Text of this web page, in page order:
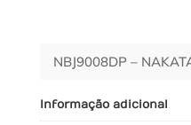
NBJ9008DP –
Informação adicional